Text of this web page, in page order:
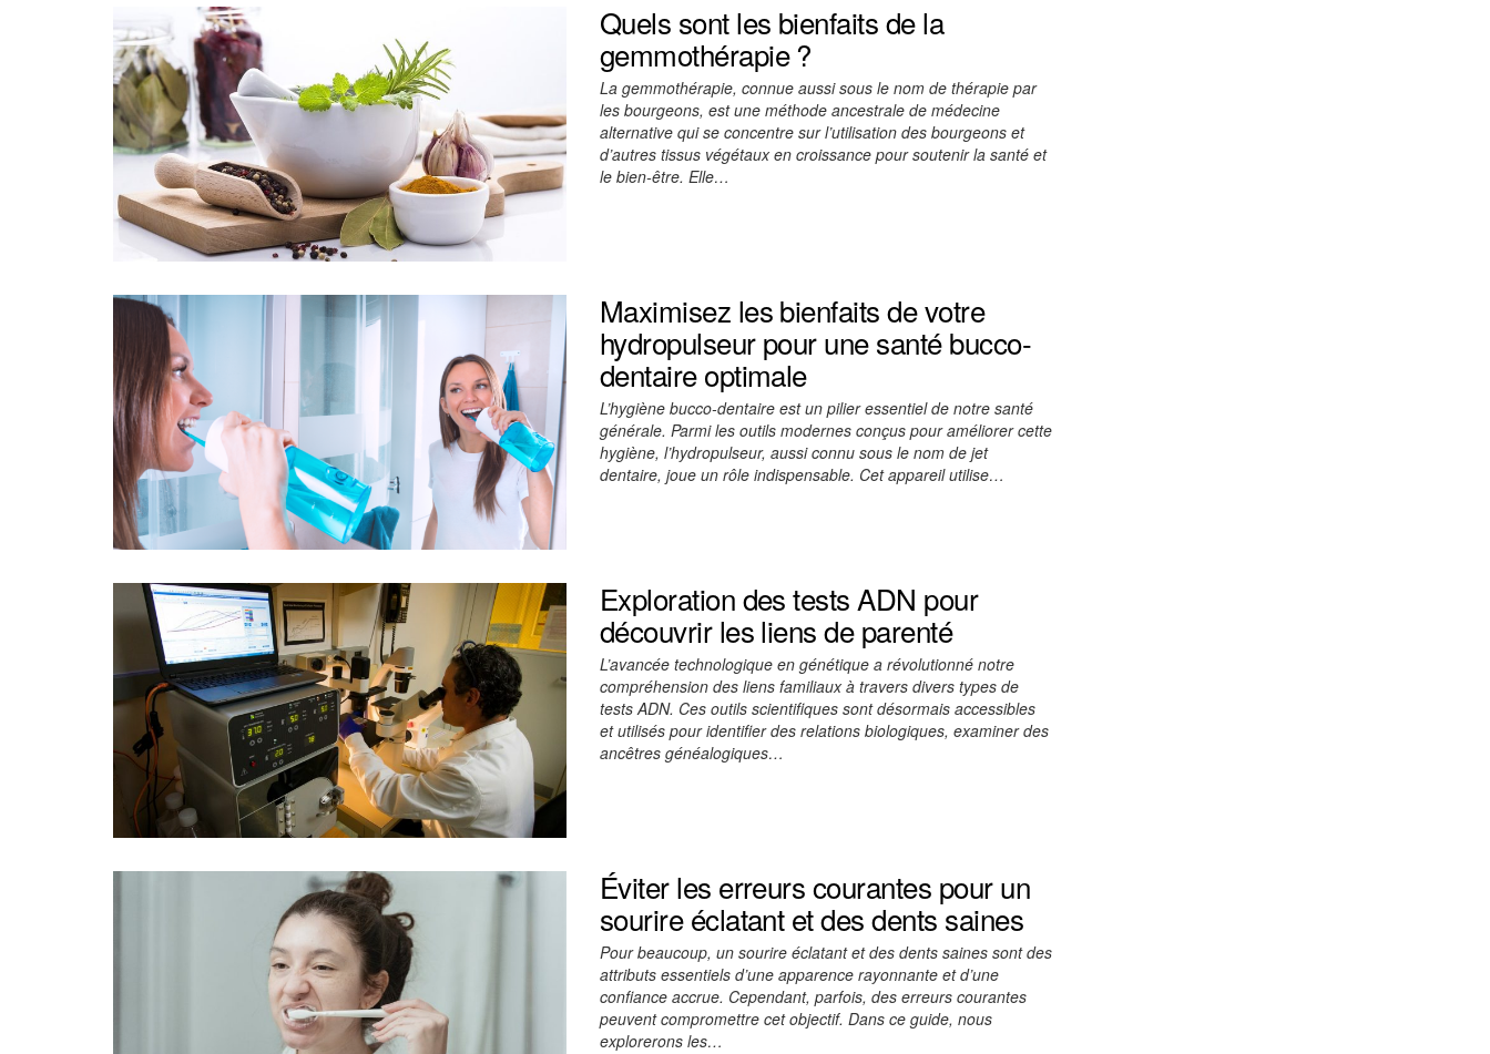
Quels sont les bienfaits de la
gemmothérapie ?
La gemmothérapie, connue aussi sous le nom de thérapie par
les bourgeons, est une méthode ancestrale de médecine
alternative qui se concentre sur l’utilisation des bourgeons et
d’autres tissus végétaux en croissance pour soutenir la santé et
le bien-être. Elle…
Maximisez les bienfaits de votre
hydropulseur pour une santé bucco-
dentaire optimale
L’hygiène bucco-dentaire est un pilier essentiel de notre santé
générale. Parmi les outils modernes conçus pour améliorer cette
hygiène, l’hydropulseur, aussi connu sous le nom de jet
dentaire, joue un rôle indispensable. Cet appareil utilise…
Exploration des tests ADN pour
découvrir les liens de parenté
L’avancée technologique en génétique a révolutionné notre
compréhension des liens familiaux à travers divers types de
tests ADN. Ces outils scientifiques sont désormais accessibles
et utilisés pour identifier des relations biologiques, examiner des
ancêtres généalogiques…
Éviter les erreurs courantes pour un
sourire éclatant et des dents saines
Pour beaucoup, un sourire éclatant et des dents saines sont des
attributs essentiels d’une apparence rayonnante et d’une
confiance accrue. Cependant, parfois, des erreurs courantes
peuvent compromettre cet objectif. Dans ce guide, nous
explorerons les…